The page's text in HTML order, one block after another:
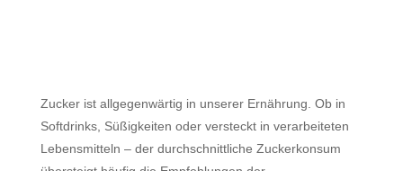
Zucker ist allgegenwärtig in unserer Ernährung. Ob in
Softdrinks, Süßigkeiten oder versteckt in verarbeiteten
Lebensmitteln – der durchschnittliche Zuckerkonsum